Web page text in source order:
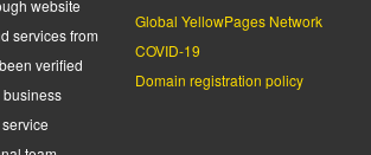
website
services from
verified
Global YellowPages Network
COVID-19
Domain registration policy